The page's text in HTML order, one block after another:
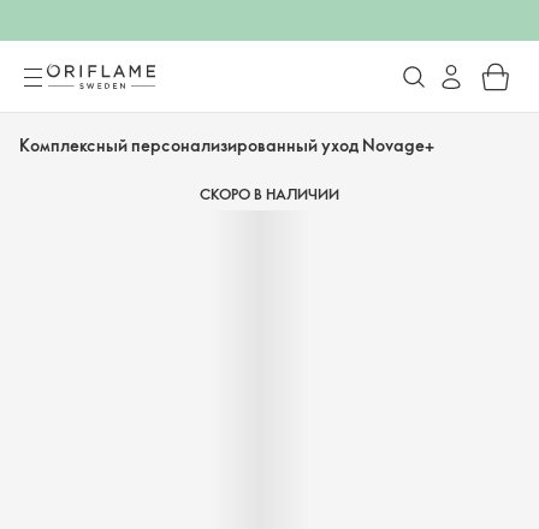
Комплексный персонализированный уход Novage+
СКОРО В НАЛИЧИИ